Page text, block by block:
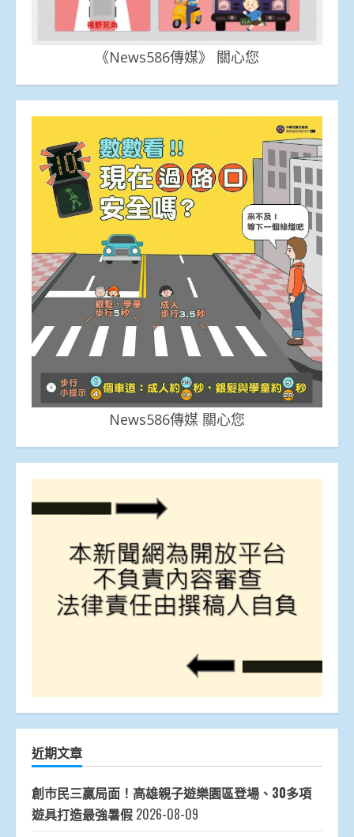
《News586傳媒》 關心您
News586傳媒 關心您
近期文章
創市民三贏局面！高雄親子遊樂園區登場、30多項
遊具打造最強暑假 2026-08-09